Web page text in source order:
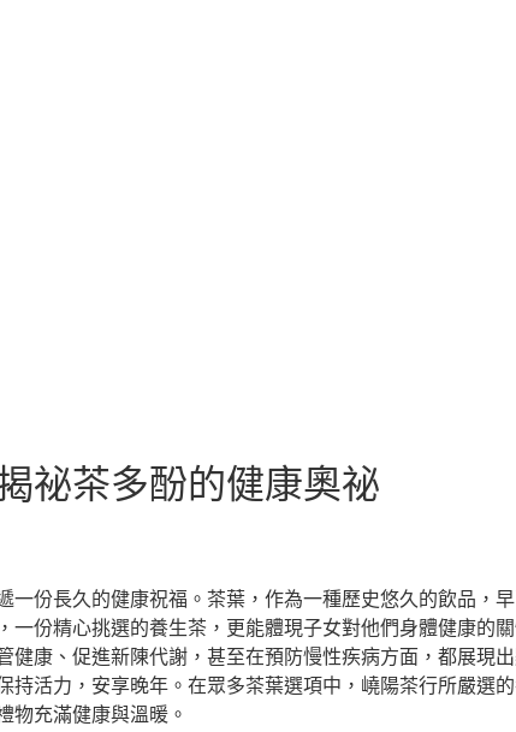
祕茶多酚的健康奧祕
份長久的健康祝福。茶葉，作為一種歷史悠久的飲品，
份精心挑選的養生茶，更能體現子女對他們身體健康的
健康、促進新陳代謝，甚至在預防慢性疾病方面，都展現
活力，安享晚年。在眾多茶葉選項中，嶢陽茶行所嚴選
物充滿健康與溫暖。